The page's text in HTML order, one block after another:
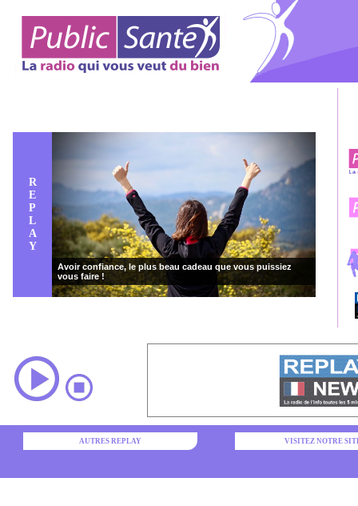
R
E
P
L
A
Y
Avoir confiance, le plus beau cadeau que vous puissiez
vous faire !
AUTRES REPLAY VISITEZ NOTRE